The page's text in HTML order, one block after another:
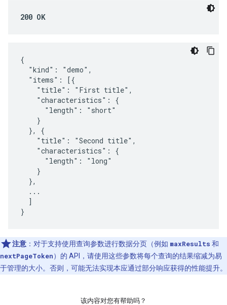
200 OK
{
  "kind": "demo",
  "items": [{
    "title": "First title",
    "characteristics": {
      "length": "short"
    }
  }, {
    "title": "Second title",
    "characteristics": {
      "length": "long"
    }
  },
  ...
  ]
}
注意 ：对于支持使用查询参数进行数据分页（例如 maxResults 和
nextPageToken）的 API，请使用这些参数将每个查询的结果缩减为易
于管理的大小。否则，可能无法实现本应通过部分响应获得的性能提升。
该内容对您有帮助吗？